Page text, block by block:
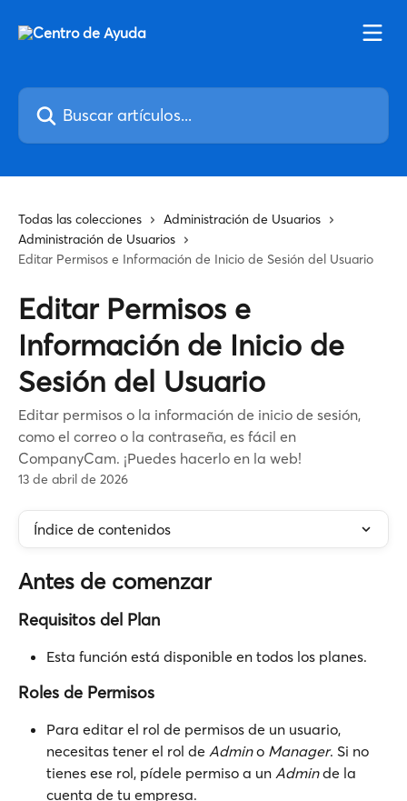
Buscar artículos...
Todas las colecciones
Administración de Usuarios
Administración de Usuarios
Editar Permisos e Información de Inicio de Sesión del Usuario
Editar Permisos e
Información de Inicio de
Sesión del Usuario
Editar permisos o la información de inicio de sesión,
como el correo o la contraseña, es fácil en
CompanyCam. ¡Puedes hacerlo en la web!
13 de abril de 2026
Índice de contenidos
Antes de comenzar
Requisitos del Plan
Esta función está disponible en todos los planes.
Roles de Permisos
Para editar el rol de permisos de un usuario,
necesitas tener el rol de Admin o Manager. Si no
tienes ese rol, pídele permiso a un Admin de la
cuenta de tu empresa.